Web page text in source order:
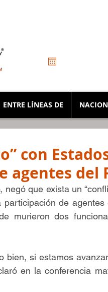
ENTRE LÍNEAS DE
con
agentes del
que exista un
de agentes
murieron dos
bien, si estamos
en la conferencia